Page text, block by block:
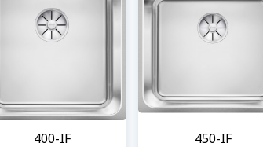
400-IF 450-IF